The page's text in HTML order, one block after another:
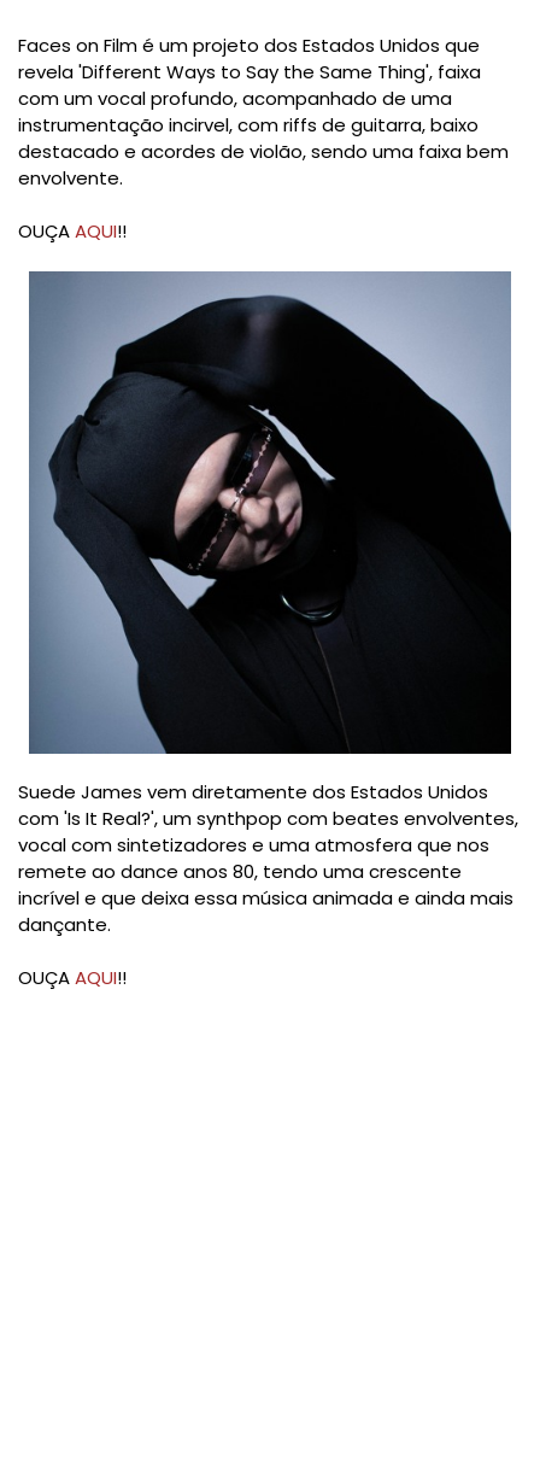
Faces on Film é um projeto dos Estados Unidos que
revela 'Different Ways to Say the Same Thing', faixa
com um vocal profundo, acompanhado de uma
instrumentação incirvel, com riffs de guitarra, baixo
destacado e acordes de violão, sendo uma faixa bem
envolvente.
OUÇAAQUI!!
Suede James vem diretamente dos Estados Unidos
com 'Is It Real?', um synthpop com beates envolventes,
vocal com sintetizadores e uma atmosfera que nos
remete ao dance anos 80, tendo uma crescente
incrível e que deixa essa música animada e ainda mais
dançante.
OUÇAAQUI!!